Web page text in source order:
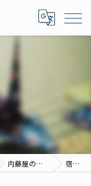
内藤屋の特徴 宿泊